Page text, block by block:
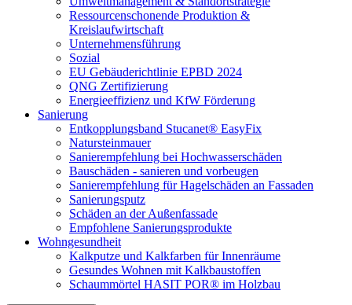
Ressourcenschonende Produktion &
Kreislaufwirtschaft
Unternehmensführung
Sozial
EU Gebäuderichtlinie EPBD 2024
QNG Zertifizierung
Energieeffizienz und KfW Förderung
Sanierung
Entkopplungsband Stucanet® EasyFix
Natursteinmauer
Sanierempfehlung bei Hochwasserschäden
Bauschäden - sanieren und vorbeugen
Sanierempfehlung für Hagelschäden an Fassaden
Sanierungsputz
Schäden an der Außenfassade
Empfohlene Sanierungsprodukte
Wohngesundheit
Kalkputze und Kalkfarben für Innenräume
Gesundes Wohnen mit Kalkbaustoffen
Schaummörtel HASIT POR® im Holzbau